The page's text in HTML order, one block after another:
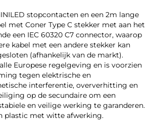
stopcontacten en een 2m lange
met Coner Type C stekker met aan het
een IEC 60320 C7 connector, waarop
kabel met een andere stekker kan
(afhankelijk van de markt).
Europese regelgeving en is voorzien
tegen elektrische en
interferentie, oververhitting en
op de secundaire om een
en veilige werking te garanderen.
plastic met witte afwerking.